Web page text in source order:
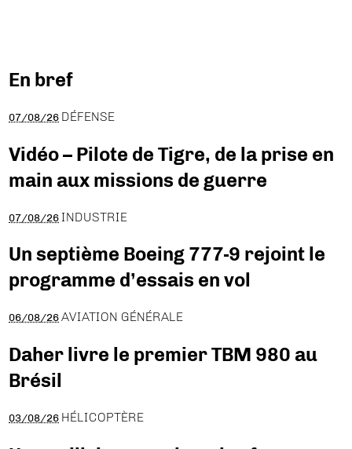
En bref
07/08/26 DÉFENSE
Vidéo – Pilote de Tigre, de la prise en
main aux missions de guerre
07/08/26 INDUSTRIE
Un septième Boeing 777-9 rejoint le
programme d’essais en vol
06/08/26 AVIATION GÉNÉRALE
Daher livre le premier TBM 980 au
Brésil
03/08/26 HÉLICOPTÈRE